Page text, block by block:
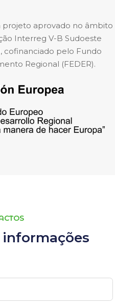
projeto aprovado no âmbito
Interreg V-B Sudoeste
cofinanciado pelo Fundo
Regional (FEDER).